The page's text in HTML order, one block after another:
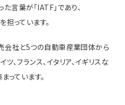
言葉が「IATF」であり、
っています。
社と5つの自動車産業団体から
、フランス、イタリア、イギリスな
っています。